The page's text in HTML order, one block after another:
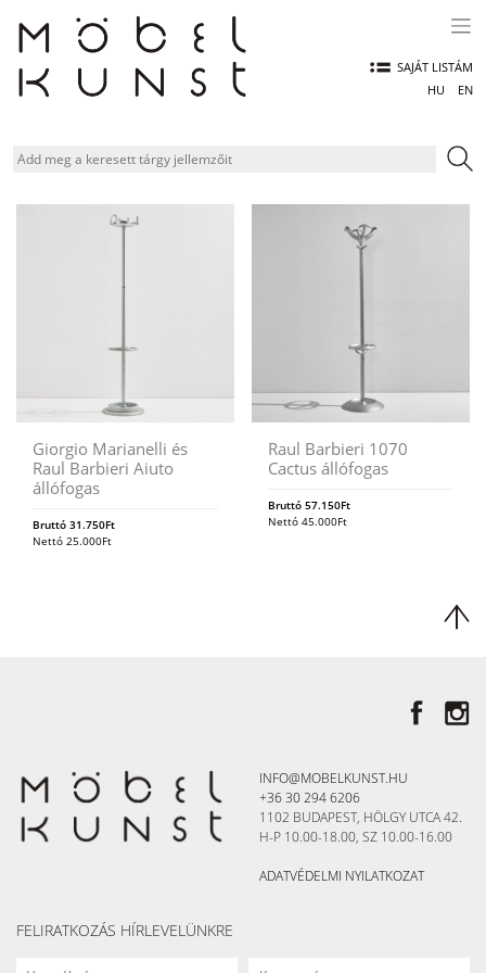
content
SAJÁT LISTÁM
HU
EN
Giorgio Marianelli és
Raul Barbieri Aiuto
állófogas
Bruttó 31.750Ft
Nettó 25.000Ft
Raul Barbieri 1070
Cactus állófogas
Bruttó57.150Ft
Nettó45.000Ft
INFO@MOBELKUNST.HU
+36 30 294 6206
1102 BUDAPEST, HÖLGY UTCA 42.
H-P 10.00-18.00, SZ 10.00-16.00
ADATVÉDELMI NYILATKOZAT
FELIRATKOZÁS HÍRLEVELÜNKRE